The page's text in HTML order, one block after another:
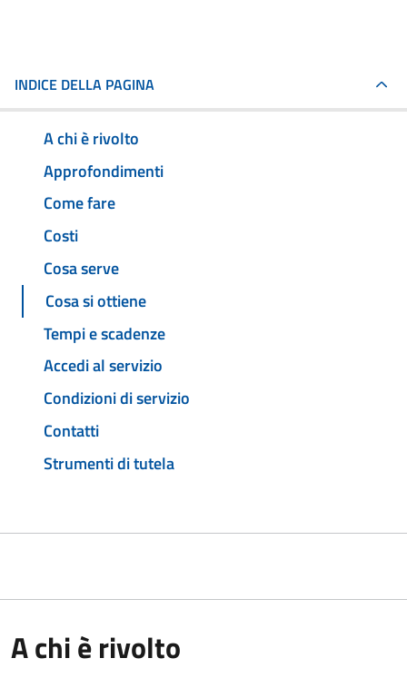
INDICE DELLA PAGINA
A chi è rivolto
Approfondimenti
Come fare
Costi
Cosa serve
Cosa si ottiene
Tempi e scadenze
Accedi al servizio
Condizioni di servizio
Contatti
Strumenti di tutela
A chi è rivolto